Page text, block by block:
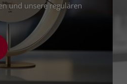
und unsere regulären